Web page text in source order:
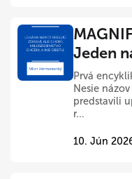
Jeden
Prvá
Nesie
predstavili
r...
10. Jún